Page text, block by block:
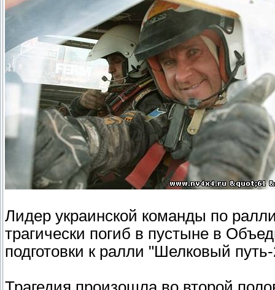
Лидер украинской команды по
трагически погиб в пустыне в
подготовки к ралли "Шелковый